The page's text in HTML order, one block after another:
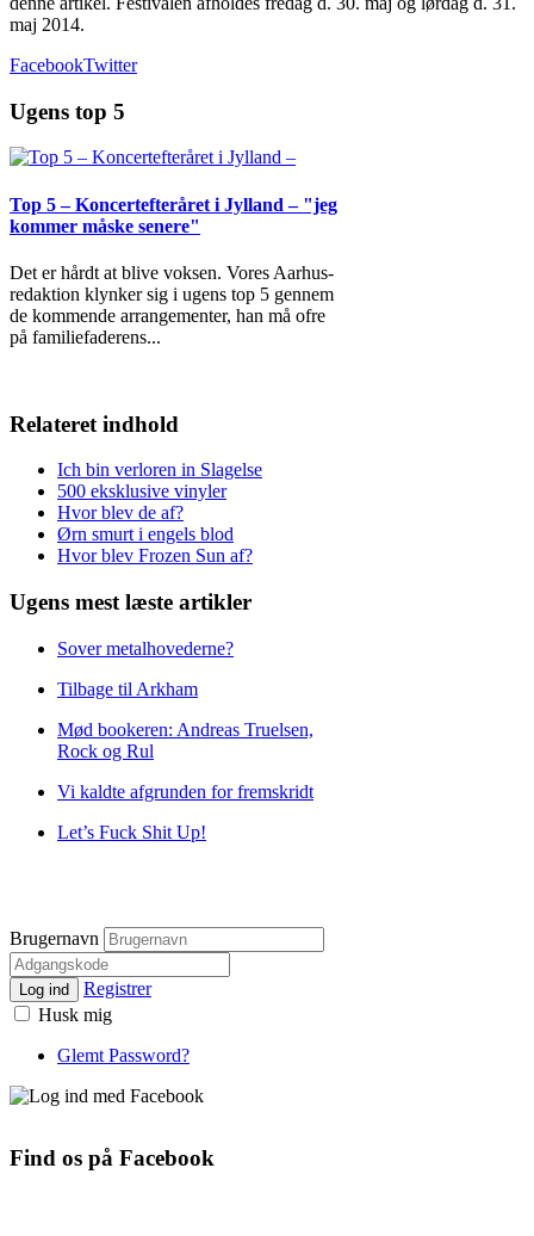
maj 2014.
FacebookTwitter
Ugens top 5
Top 5 – Koncertefteråret i Jylland – "jeg
kommer måske senere"
Det er hårdt at blive voksen. Vores Aarhus-
redaktion klynker sig i ugens top 5 gennem
de kommende arrangementer, han må ofre
på familiefaderens...
Relateret indhold
Ich bin verloren in Slagelse
500 eksklusive vinyler
Hvor blev de af?
Ørn smurt i engels blod
Hvor blev Frozen Sun af?
Ugens mest læste artikler
Sover metalhovederne?
Tilbage til Arkham
Mød bookeren: Andreas Truelsen,
Rock og Rul
Vi kaldte afgrunden for fremskridt
Let’s Fuck Shit Up!
Brugernavn
Log ind
Registrer
Husk mig
Glemt Password?
Find os på Facebook